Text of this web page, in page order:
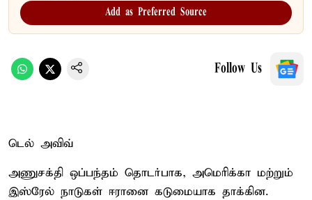
Add as Preferred Source
Follow Us
டெல் அவிவ்
அணுசக்தி ஒப்பந்தம் தொடர்பாக, அமெரிக்கா மற்றும்
இஸ்ரேல் நாடுகள் ஈரானை கடுமையாக தாக்கின.